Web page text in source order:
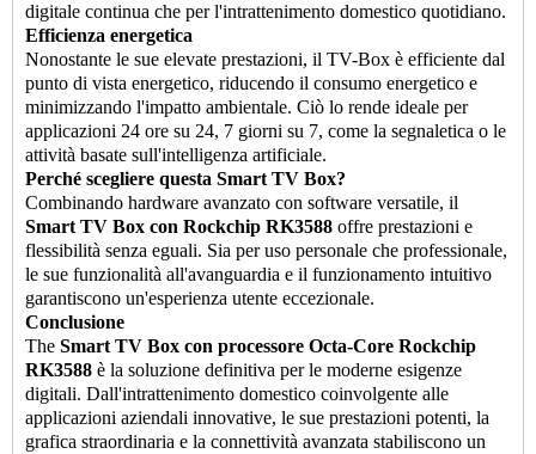
digitale continua che per l'intrattenimento domestico quotidiano.
Efficienza energetica
Nonostante le sue elevate prestazioni, il TV-Box è efficiente dal
punto di vista energetico, riducendo il consumo energetico e
minimizzando l'impatto ambientale. Ciò lo rende ideale per
applicazioni 24 ore su 24, 7 giorni su 7, come la segnaletica o le
attività basate sull'intelligenza artificiale.
Perché scegliere questa Smart TV Box?
Combinando hardware avanzato con software versatile, il
Smart TV Box con Rockchip RK3588 offre prestazioni e
flessibilità senza eguali. Sia per uso personale che professionale,
le sue funzionalità all'avanguardia e il funzionamento intuitivo
garantiscono un'esperienza utente eccezionale.
Conclusione
The Smart TV Box con processore Octa-Core Rockchip
RK3588 è la soluzione definitiva per le moderne esigenze
digitali. Dall'intrattenimento domestico coinvolgente alle
applicazioni aziendali innovative, le sue prestazioni potenti, la
grafica straordinaria e la connettività avanzata stabiliscono un